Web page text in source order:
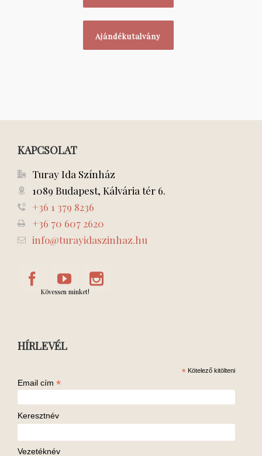
Ajándékutalvány
KAPCSOLAT
Turay Ida Színház
1089 Budapest, Kálvária tér 6.
+36 1 379 8236
+36 70 607 2620
info@turayidaszinhaz.hu
Kövessen minket!
HÍRLEVÉL
* Kötelező kitölteni
Email cím *
Keresztnév
Vezetéknév